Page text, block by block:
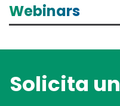
Webinars
Solicita un